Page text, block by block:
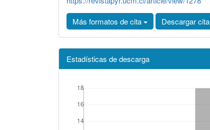
Más formatos de cita
Descargar cita
Estadísticas de descarga